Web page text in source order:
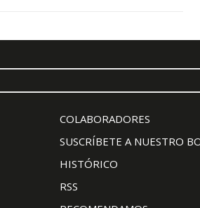
COLABORADORES
SUSCRÍBETE A NUESTRO
HISTÓRICO
RSS